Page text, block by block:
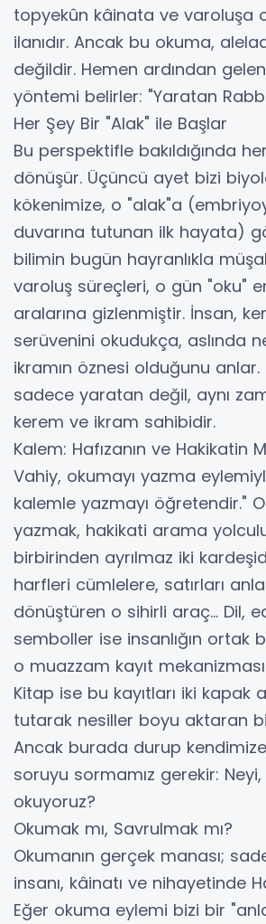
topyekûn kâinata ve varoluşa
ilanıdır. Ancak bu okuma,
değildir. Hemen ardından
yöntemi belirler: "Yaratan
​Her Şey Bir "Alak" ile Başlar
​Bu perspektifle bakıldığında
dönüşür. Üçüncü ayet bizi
kökenimize, o "alak"a
duvarına tutunan ilk hayata)
bilimin bugün hayranlıkla
varoluş süreçleri, o gün "oku"
aralarına gizlenmiştir. İnsan,
serüvenini okudukça, aslında
ikramın öznesi olduğunu anlar.
sadece yaratan değil, aynı
kerem ve ikram sahibidir.
​Kalem: Hafızanın ve Hakikatin
​Vahiy, okumayı yazma
kalemle yazmayı öğretendir."
yazmak, hakikati arama
birbirinden ayrılmaz iki
harfleri cümlelere, satırları
dönüştüren o sihirli araç... Dil,
semboller ise insanlığın ortak
o muazzam kayıt
​Kitap ise bu kayıtları iki kapak
tutarak nesiller boyu aktaran
Ancak burada durup kendimize
soruyu sormamız gerekir: Neyi,
okuyoruz?
​Okumak mı, Savrulmak mı?
​Okumanın gerçek manası;
insanı, kâinatı ve nihayetinde
Eğer okuma eylemi bizi bir